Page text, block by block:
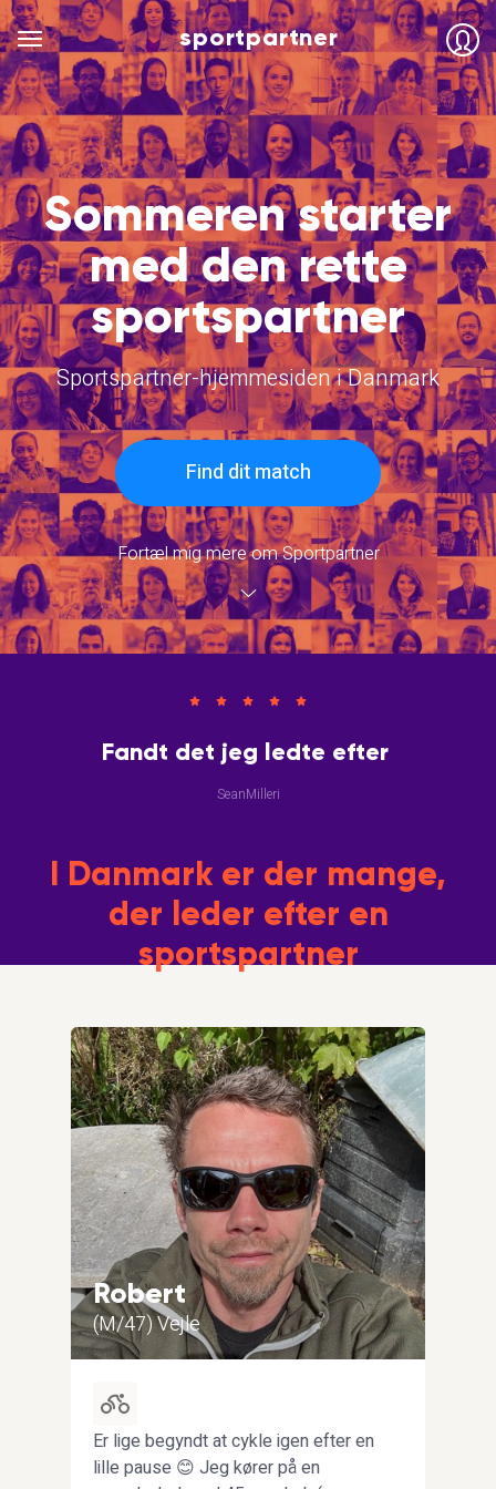
sportpartner
Sommeren starter
med den rette
sportspartner
Sportspartner-hjemmesiden i Danmark
Find dit match
Fortæl mig mere om Sportpartner
Fandt det jeg ledte efter
SeanMilleri
I Danmark er der mange,
der leder efter en
sportspartner
Robert
(M/47) Vejle
Er lige begyndt at cykle igen efter en
lille pause 😊 Jeg kører på en